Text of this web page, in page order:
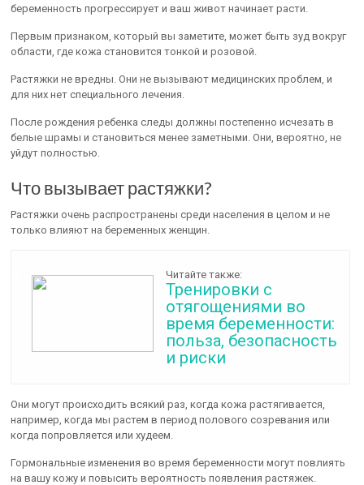
беременность прогрессирует и ваш живот начинает расти.
Первым признаком, который вы заметите, может быть зуд вокруг
области, где кожа становится тонкой и розовой.
Растяжки не вредны. Они не вызывают медицинских проблем, и
для них нет специального лечения.
После рождения ребенка следы должны постепенно исчезать в
белые шрамы и становиться менее заметными. Они, вероятно, не
уйдут полностью.
Что вызывает растяжки?
Растяжки очень распространены среди населения в целом и не
только влияют на беременных женщин.
Читайте также:
Тренировки с
отягощениями во
время беременности:
польза, безопасность
и риски
Они могут происходить всякий раз, когда кожа растягивается,
например, когда мы растем в период полового созревания или
когда попровляется или худеем.
Гормональные изменения во время беременности могут повлиять
на вашу кожу и повысить вероятность появления растяжек.